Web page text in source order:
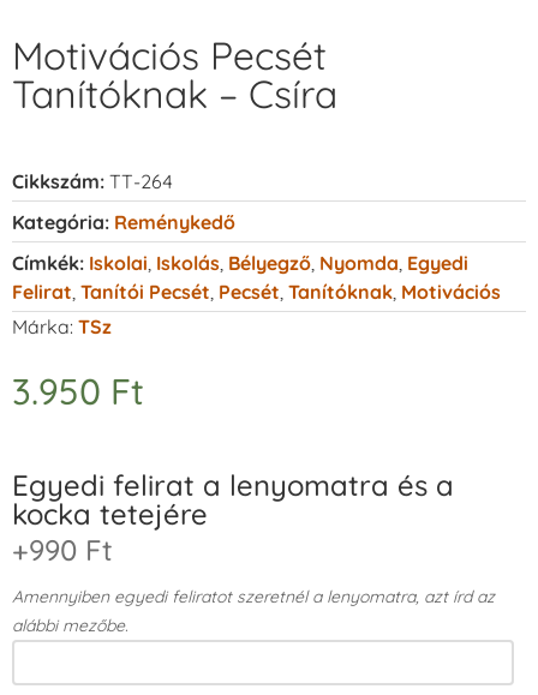
Motivációs Pecsét
Tanítóknak – Csíra
Cikkszám: TT-264
Kategória: Reménykedő
Címkék: Iskolai Iskolás Bélyegző Nyomda Egyedi
Felirat Tanítói Pecsét Pecsét Tanítóknak Motivációs
Márka: TSz
3.950 Ft
Egyedi felirat a lenyomatra és a
kocka tetejére
+990 Ft
Amennyiben egyedi feliratot szeretnél a lenyomatra, azt írd az
alábbi mezőbe.